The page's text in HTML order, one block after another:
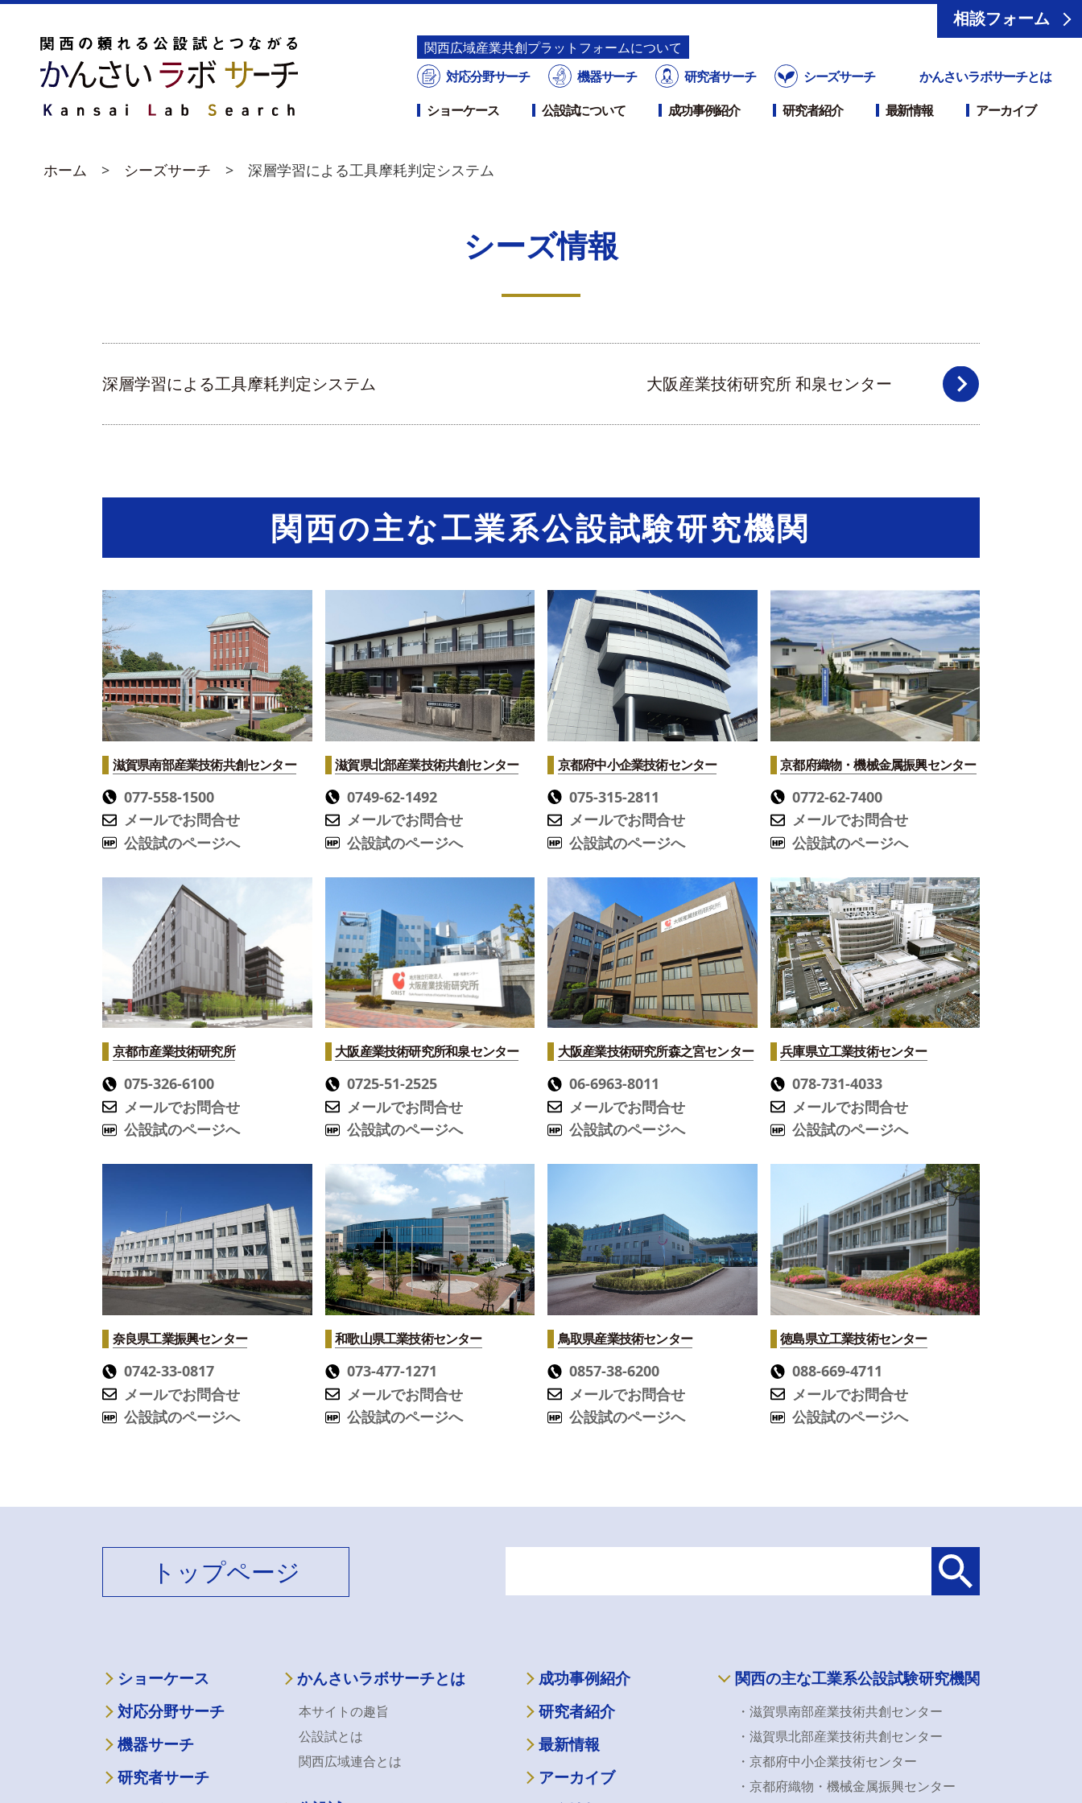
関⻄広域産業共創プラットフォームについて
対応分野サーチ
機器サーチ 研究者サーチ シーズサーチ
かんさいラボサーチとは
ショーケース
公設試について 成功事例紹介 研究者紹介 最新情報 アーカイブ
相談フォーム
ホーム シーズサーチ 深層学習による工具摩耗判定システム
シーズ情報
深層学習による工具摩耗判定システム 大阪産業技術研究所 和泉センター
関西の主な工業系公設試験研究機関
滋賀県南部産業技術共創センター
077-558-1500
メールでお問合せ
公設試のページへ
滋賀県北部産業技術共創センター
0749-62-1492
メールでお問合せ
公設試のページへ
京都府中小企業技術センター
075-315-2811
メールでお問合せ
公設試のページへ
京都府織物・機械金属振興センター
0772-62-7400
メールでお問合せ
公設試のページへ
京都市産業技術研究所
075-326-6100
メールでお問合せ
公設試のページへ
大阪産業技術研究所和泉センター
0725-51-2525
メールでお問合せ
公設試のページへ
大阪産業技術研究所森之宮センター
06-6963-8011
メールでお問合せ
公設試のページへ
兵庫県立工業技術センター
078-731-4033
メールでお問合せ
公設試のページへ
奈良県工業振興センター
0742-33-0817
メールでお問合せ
公設試のページへ
和歌山県工業技術センター
073-477-1271
メールでお問合せ
公設試のページへ
鳥取県産業技術センター
0857-38-6200
メールでお問合せ
公設試のページへ
徳島県立工業技術センター
088-669-4711
メールでお問合せ
公設試のページへ
トップページ
ショーケース
対応分野サーチ
機器サーチ
研究者サーチ
かんさいラボサーチとは
本サイトの趣旨
公設試とは
関西広域連合とは
成功事例紹介
研究者紹介
最新情報
アーカイブ
関西の主な工業系公設試験研究機関
・滋賀県南部産業技術共創センター
・滋賀県北部産業技術共創センター
・京都府中小企業技術センター
・京都府織物・機械金属振興センター